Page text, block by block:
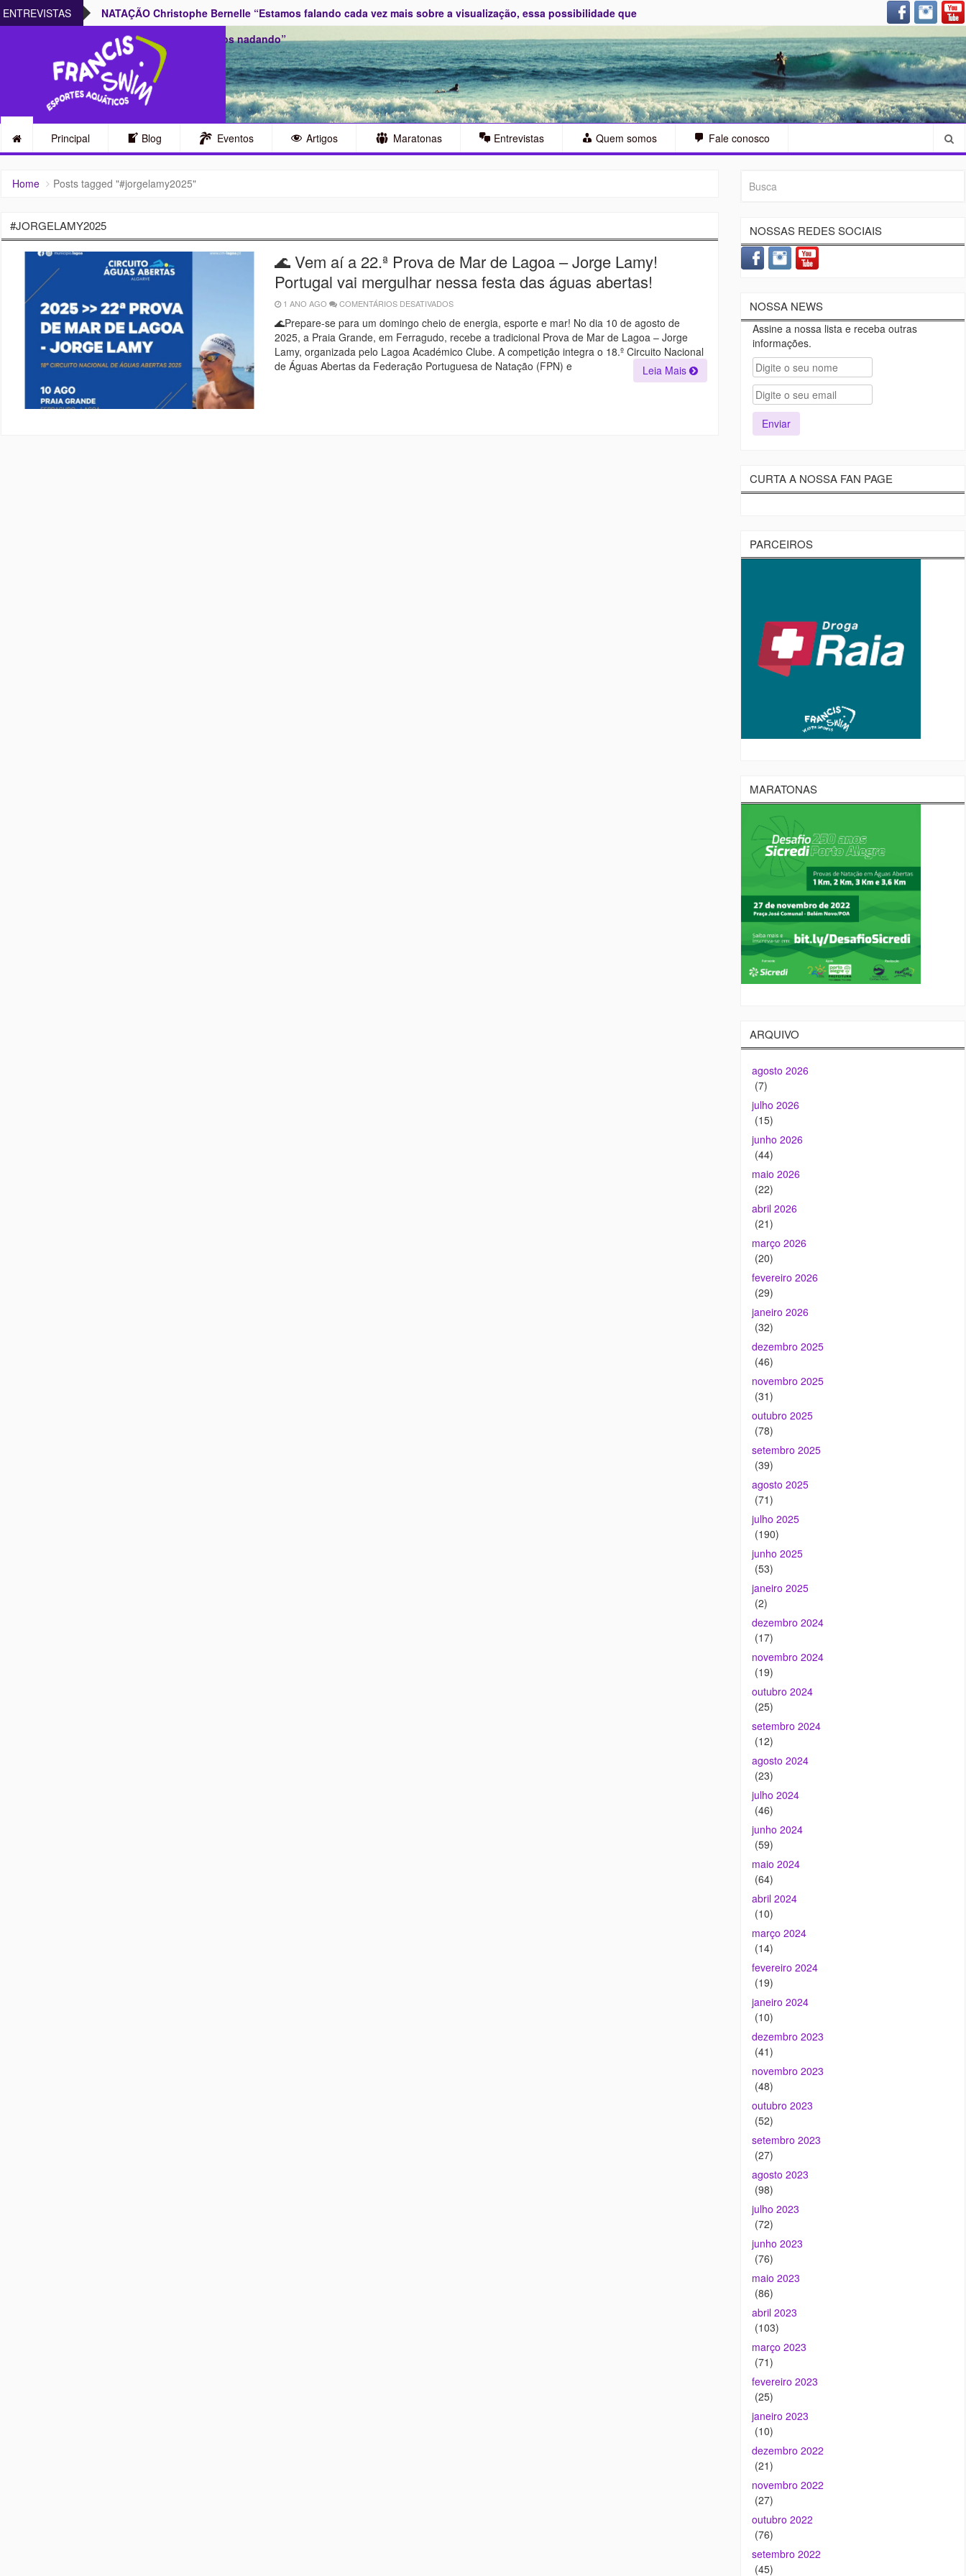
ENTREVISTAS
no Rio
NATAÇÃO Christophe Bernelle “Estamos falando cada vez mais sobre a visualização, essa possibilidade que
temos de nos imaginarmos nadando”
Principal Blog Eventos Artigos Maratonas Entrevistas Quem somos Fale conosco
Home Posts tagged "#jorgelamy2025"
#JORGELAMY2025
🌊 Vem aí a 22.ª Prova de Mar de Lagoa – Jorge Lamy!
Portugal vai mergulhar nessa festa das águas abertas!
1 ANO AGO COMENTÁRIOS DESATIVADOS
VEM
AÍ
A
PROVA
DE
MAR
🌊Prepare-se para um domingo cheio de energia, esporte e mar! No dia 10 de agosto de
2025, a Praia Grande, em Ferragudo, recebe a tradicional Prova de Mar de Lagoa – Jorge
Lamy, organizada pelo Lagoa Académico Clube. A competição integra o 18.º Circuito Nacional
de Águas Abertas da Federação Portuguesa de Natação (FPN) e
Leia Mais
NOSSAS REDES SOCIAIS
NOSSA NEWS
Assine a nossa lista e receba outras
informações.
CURTA A NOSSA FAN PAGE
PARCEIROS
MARATONAS
ARQUIVO
agosto 2026
(7)
julho 2026
(15)
junho 2026
(44)
maio 2026
(22)
abril 2026
(21)
março 2026
(20)
fevereiro 2026
(29)
janeiro 2026
(32)
dezembro 2025
(46)
novembro 2025
(31)
outubro 2025
(78)
setembro 2025
(39)
agosto 2025
(71)
julho 2025
(190)
junho 2025
(53)
janeiro 2025
(2)
dezembro 2024
(17)
novembro 2024
(19)
outubro 2024
(25)
setembro 2024
(12)
agosto 2024
(23)
julho 2024
(46)
junho 2024
(59)
maio 2024
(64)
abril 2024
(10)
março 2024
(14)
fevereiro 2024
(19)
janeiro 2024
(10)
dezembro 2023
(41)
novembro 2023
(48)
outubro 2023
(52)
setembro 2023
(27)
agosto 2023
(98)
julho 2023
(72)
junho 2023
(76)
maio 2023
(86)
abril 2023
(103)
março 2023
(71)
fevereiro 2023
(25)
janeiro 2023
(10)
dezembro 2022
(21)
novembro 2022
(27)
outubro 2022
(76)
setembro 2022
(45)